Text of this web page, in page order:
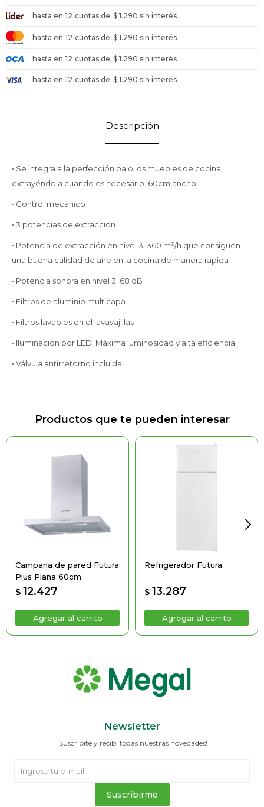
hasta en 12 cuotas de $ 1.290 sin interés
hasta en 12 cuotas de $ 1.290 sin interés
hasta en 12 cuotas de $ 1.290 sin interés
hasta en 12 cuotas de $ 1.290 sin interés
Descripción
• Se integra a la perfección bajo los muebles de cocina,
extrayéndola cuando es necesario. 60cm ancho
• Control mecánico
• 3 potencias de extracción
• Potencia de extracción en nivel 3: 360 m³/h que consiguen
una buena calidad de aire en la cocina de manera rápida
• Potencia sonora en nivel 3: 68 dB
• Filtros de aluminio multicapa
• Filtros lavables en el lavavajillas
• Iluminación por LED. Máxima luminosidad y alta eficiencia
• Válvula antirretorno incluida
Productos que te pueden interesar
Campana de pared Futura
Plus Plana 60cm
$ 12.427
Refrigerador Futura
$ 13.287
Newsletter
¡Suscribite y recibí todas nuestras novedades!
Suscribirme